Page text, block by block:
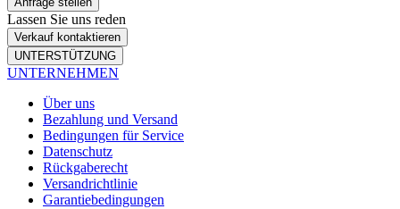
Lassen Sie uns reden
Verkauf kontaktieren
UNTERSTÜTZUNG
UNTERNEHMEN
Über uns
Bezahlung und Versand
Bedingungen für Service
Datenschutz
Rückgaberecht
Versandrichtlinie
Garantiebedingungen